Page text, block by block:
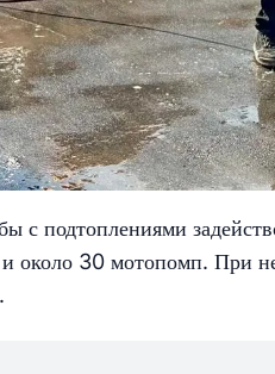
с подтоплениями
около 30 мотопомп. При